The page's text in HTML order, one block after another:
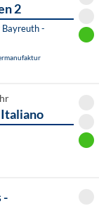
2
-
Italiano
-